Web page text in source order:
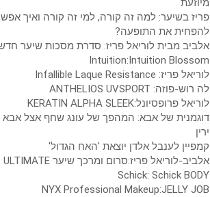
מיוזעת
פריז בשיער: למה זה קורה, למי זה קורה ואיך
להפחית את התופעה?
אלביב מבית לוריאל פריז: סדרת מסכות שיער
Intuition:Intuition Blossom
לוריאל פריז: Infallible Laque Resistance
לה רוש-פוזה: ANTHELIOS UVSPORT
לוריאל פרופסיונל:KERATIN ALPHA SLEEK
דוגמנית של אבא: המהפך של עונג שחף אצל אבא
ירין
קמפיין לענבל אלדן יוצאת 'האח הגדול'
אלביב-לוריאל פריז:סרום ומרכך שיער ULTIMATE
Schick: Schick BODY
NYX Professional Makeup:JELLY JOB